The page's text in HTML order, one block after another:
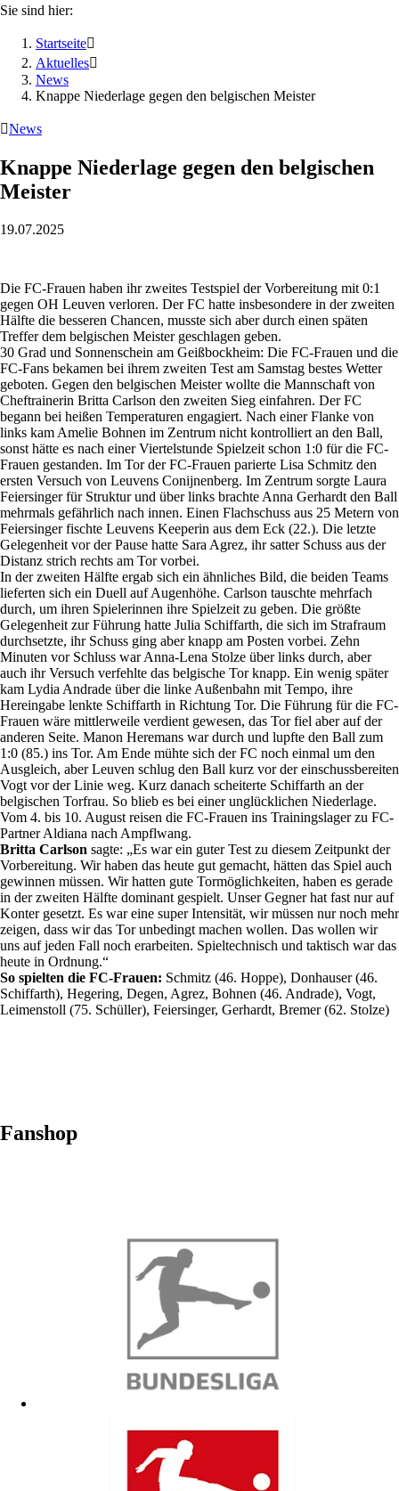
Sie sind hier:
Startseite
Aktuelles
News
Knappe Niederlage gegen den belgischen Meister
News
Knappe Niederlage gegen den belgischen
Meister
19.07.2025
Die FC-Frauen haben ihr zweites Testspiel der Vorbereitung mit 0:1
gegen OH Leuven verloren. Der FC hatte insbesondere in der zweiten
Hälfte die besseren Chancen, musste sich aber durch einen späten
Treffer dem belgischen Meister geschlagen geben.
30 Grad und Sonnenschein am Geißbockheim: Die FC-Frauen und die
FC-Fans bekamen bei ihrem zweiten Test am Samstag bestes Wetter
geboten. Gegen den belgischen Meister wollte die Mannschaft von
Cheftrainerin Britta Carlson den zweiten Sieg einfahren. Der FC
begann bei heißen Temperaturen engagiert. Nach einer Flanke von
links kam Amelie Bohnen im Zentrum nicht kontrolliert an den Ball,
sonst hätte es nach einer Viertelstunde Spielzeit schon 1:0 für die FC-
Frauen gestanden. Im Tor der FC-Frauen parierte Lisa Schmitz den
ersten Versuch von Leuvens Conijnenberg. Im Zentrum sorgte Laura
Feiersinger für Struktur und über links brachte Anna Gerhardt den Ball
mehrmals gefährlich nach innen. Einen Flachschuss aus 25 Metern von
Feiersinger fischte Leuvens Keeperin aus dem Eck (22.). Die letzte
Gelegenheit vor der Pause hatte Sara Agrez, ihr satter Schuss aus der
Distanz strich rechts am Tor vorbei.
In der zweiten Hälfte ergab sich ein ähnliches Bild, die beiden Teams
lieferten sich ein Duell auf Augenhöhe. Carlson tauschte mehrfach
durch, um ihren Spielerinnen ihre Spielzeit zu geben. Die größte
Gelegenheit zur Führung hatte Julia Schiffarth, die sich im Strafraum
durchsetzte, ihr Schuss ging aber knapp am Posten vorbei. Zehn
Minuten vor Schluss war Anna-Lena Stolze über links durch, aber
auch ihr Versuch verfehlte das belgische Tor knapp. Ein wenig später
kam Lydia Andrade über die linke Außenbahn mit Tempo, ihre
Hereingabe lenkte Schiffarth in Richtung Tor. Die Führung für die FC-
Frauen wäre mittlerweile verdient gewesen, das Tor fiel aber auf der
anderen Seite. Manon Heremans war durch und lupfte den Ball zum
1:0 (85.) ins Tor. Am Ende mühte sich der FC noch einmal um den
Ausgleich, aber Leuven schlug den Ball kurz vor der einschussbereiten
Vogt vor der Linie weg. Kurz danach scheiterte Schiffarth an der
belgischen Torfrau. So blieb es bei einer unglücklichen Niederlage.
Vom 4. bis 10. August reisen die FC-Frauen ins Trainingslager zu FC-
Partner Aldiana nach Ampflwang.
Britta Carlson sagte: „Es war ein guter Test zu diesem Zeitpunkt der
Vorbereitung. Wir haben das heute gut gemacht, hätten das Spiel auch
gewinnen müssen. Wir hatten gute Tormöglichkeiten, haben es gerade
in der zweiten Hälfte dominant gespielt. Unser Gegner hat fast nur auf
Konter gesetzt. Es war eine super Intensität, wir müssen nur noch mehr
zeigen, dass wir das Tor unbedingt machen wollen. Das wollen wir
uns auf jeden Fall noch erarbeiten. Spieltechnisch und taktisch war das
heute in Ordnung.“
So spielten die FC-Frauen: Schmitz (46. Hoppe), Donhauser (46.
Schiffarth), Hegering, Degen, Agrez, Bohnen (46. Andrade), Vogt,
Leimenstoll (75. Schüller), Feiersinger, Gerhardt, Bremer (62. Stolze)
Fanshop